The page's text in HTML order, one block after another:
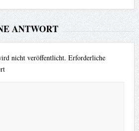
ANTWORT
nicht veröffentlicht. Erforderliche